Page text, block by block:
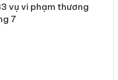
vụ vi phạm thương
7